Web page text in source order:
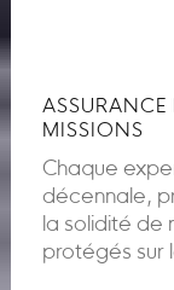
ASSURANCE
MISSIONS
Chaque
décennale,
la solidité de
protégés sur